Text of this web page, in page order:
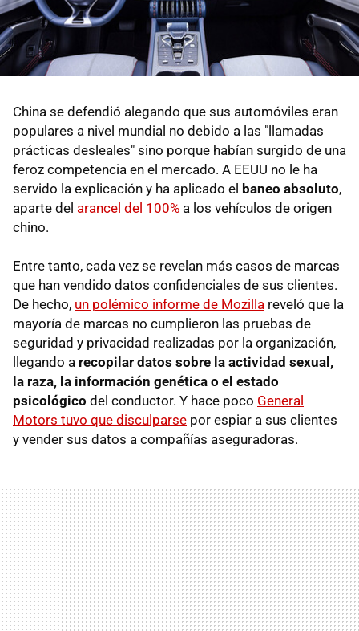
China se defendió alegando que sus automóviles eran
populares a nivel mundial no debido a las "llamadas
prácticas desleales" sino porque habían surgido de una
feroz competencia en el mercado. A EEUU no le ha
servido la explicación y ha aplicado el baneo absoluto,
aparte del arancel del 100% a los vehículos de origen
chino.
Entre tanto, cada vez se revelan más casos de marcas
que han vendido datos confidenciales de sus clientes.
De hecho, un polémico informe de Mozilla reveló que la
mayoría de marcas no cumplieron las pruebas de
seguridad y privacidad realizadas por la organización,
llegando a recopilar datos sobre la actividad sexual,
la raza, la información genética o el estado
psicológico del conductor. Y hace poco General
Motors tuvo que disculparse por espiar a sus clientes
y vender sus datos a compañías aseguradoras.